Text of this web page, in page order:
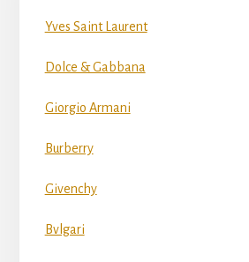
Yves Saint Laurent
Dolce & Gabbana
Giorgio Armani
Burberry
Givenchy
Bvlgari